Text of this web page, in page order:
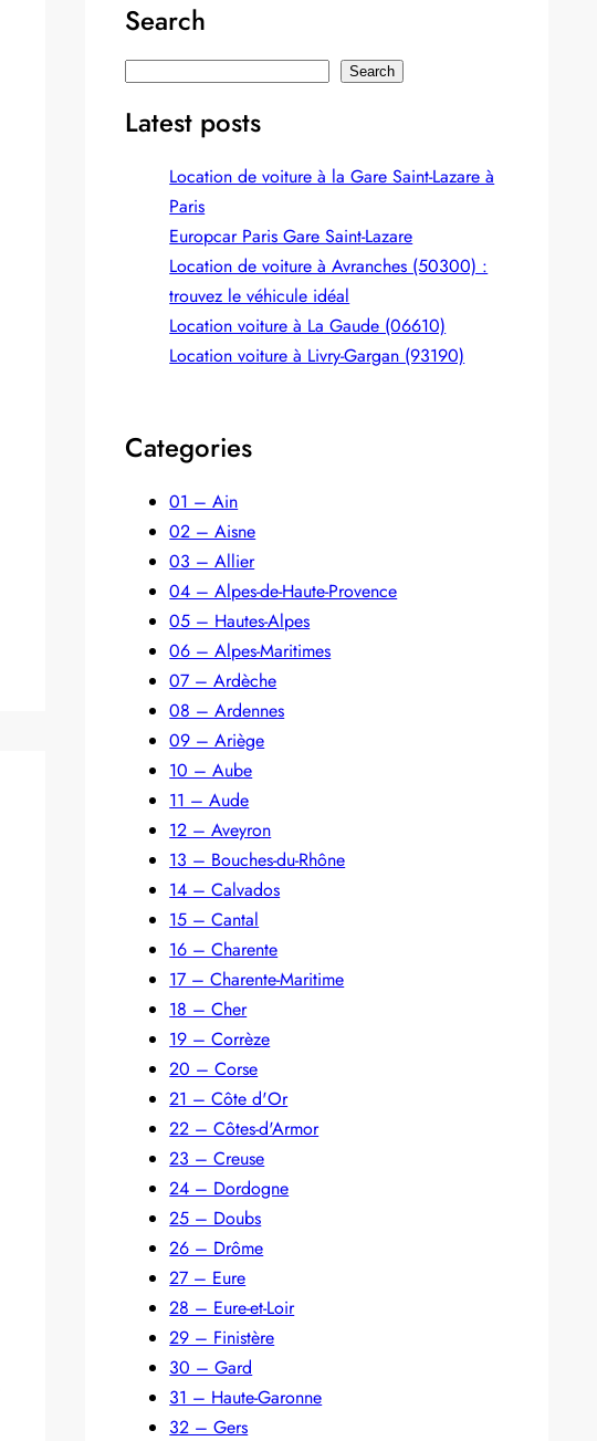
Search
a
Search
Latest posts
Location de voiture à la Gare Saint-Lazare à
Paris
Europcar Paris Gare Saint‑Lazare
Location de voiture à Avranches (50300) :
trouvez le véhicule idéal
Location voiture à La Gaude (06610)
Location voiture à Livry-Gargan (93190)
Categories
01 – Ain
02 – Aisne
03 – Allier
04 – Alpes-de-Haute-Provence
05 – Hautes-Alpes
06 – Alpes-Maritimes
07 – Ardèche
08 – Ardennes
09 – Ariège
10 – Aube
11 – Aude
12 – Aveyron
13 – Bouches-du-Rhône
14 – Calvados
15 – Cantal
16 – Charente
17 – Charente-Maritime
18 – Cher
19 – Corrèze
20 – Corse
21 – Côte d'Or
22 – Côtes-d'Armor
23 – Creuse
24 – Dordogne
25 – Doubs
26 – Drôme
27 – Eure
28 – Eure-et-Loir
29 – Finistère
30 – Gard
31 – Haute-Garonne
32 – Gers